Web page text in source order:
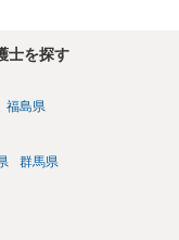
士を探す
福島県
群馬県